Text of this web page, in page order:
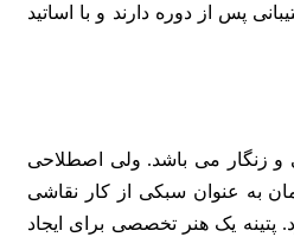
پس از دوره دارند و با اساتید
و زنگار می باشد. ولی اصطلاحی
به عنوان سبکی از کار نقاشی
پتینه یک هنر تخصصی برای ایجاد